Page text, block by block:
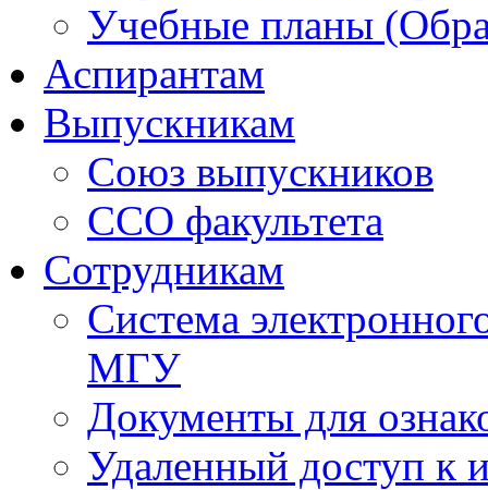
Учебные планы
Аспирантам
Выпускникам
Союз выпускников
ССО факультета
Сотрудникам
Система
МГУ
Документы для
Удаленный доступ к